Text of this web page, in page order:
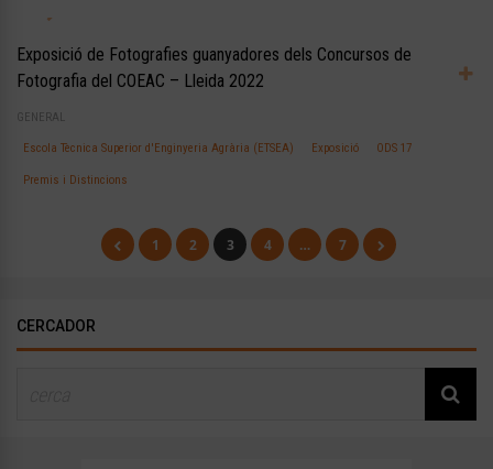
Exposició de Fotografies guanyadores dels Concursos de
Fotografia del COEAC – Lleida 2022
GENERAL
Escola Tècnica Superior d'Enginyeria Agrària (ETSEA) Exposició ODS 17
Premis i Distincions
1 2 3 4 … 7
CERCADOR